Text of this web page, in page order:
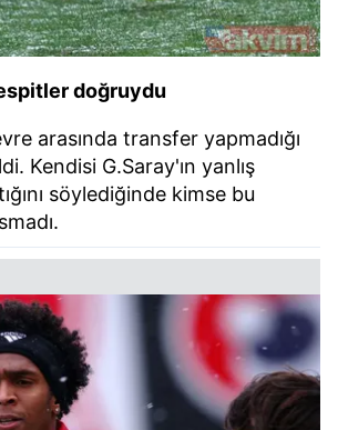
olarak kullanılan çerezlerle ilgili bilgi
.
doğruydu
arasında transfer yapmadığı
Kendisi G.Saray'ın yanlış
söylediğinde kimse bu